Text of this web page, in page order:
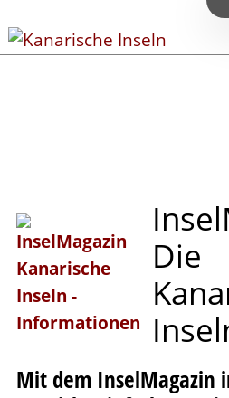
Insel
Die
Kana
Insel
Mit dem InselMagazin